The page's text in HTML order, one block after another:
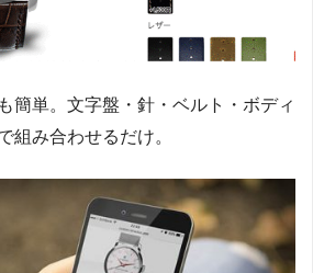
簡単。文字盤・針・ベルト・ボディ
組み合わせるだけ。